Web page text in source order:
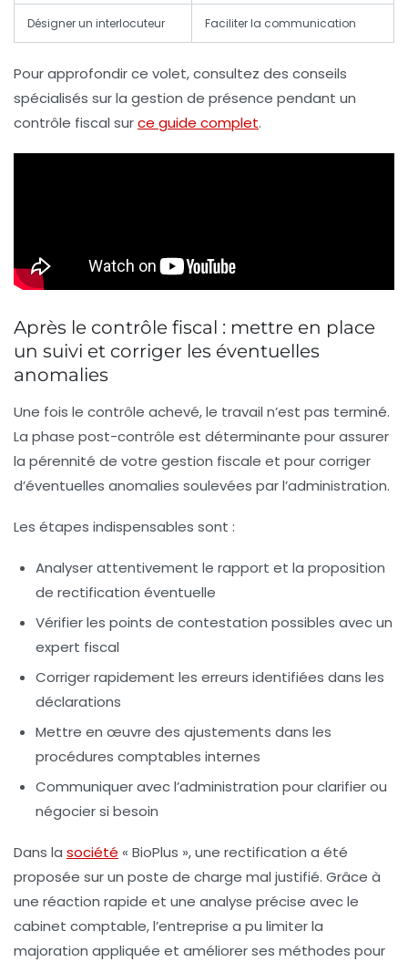
Désigner un interlocuteur Faciliter la communication
Pour approfondir ce volet, consultez des conseils
spécialisés sur la gestion de présence pendant un
contrôle fiscal surce guide complet.
Après le contrôle fiscal : mettre en place
un suivi et corriger les éventuelles
anomalies
Une fois le contrôle achevé, le travail n’est pas terminé.
La phase post-contrôle est déterminante pour assurer
la pérennité de votre gestion fiscale et pour corriger
d’éventuelles anomalies soulevées par l’administration.
Les étapes indispensables sont :
Analyser attentivement le rapport et la proposition
de rectification éventuelle
Vérifier les points de contestation possibles avec un
expert fiscal
Corriger rapidement les erreurs identifiées dans les
déclarations
Mettre en œuvre des ajustements dans les
procédures comptables internes
Communiquer avec l’administration pour clarifier ou
négocier si besoin
Dans la société « BioPlus », une rectification a été
proposée sur un poste de charge mal justifié. Grâce à
une réaction rapide et une analyse précise avec le
cabinet comptable, l’entreprise a pu limiter la
majoration appliquée et améliorer ses méthodes pour